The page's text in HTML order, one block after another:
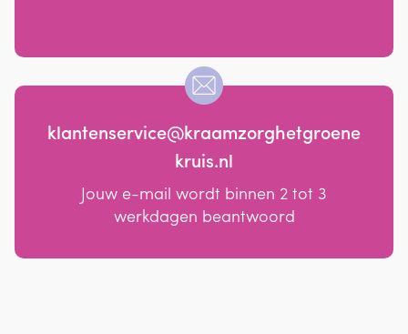
klantenservice@kraamzorghetgroene
kruis.nl
Jouw e-mail wordt binnen 2 tot 3
werkdagen beantwoord